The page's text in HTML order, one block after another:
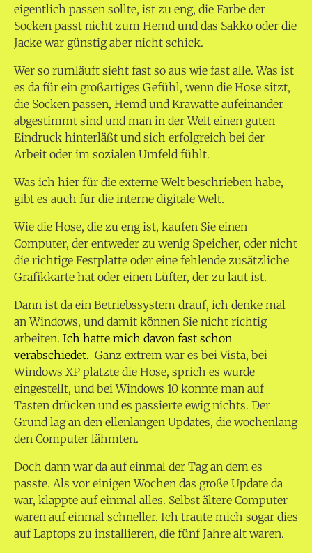
eigentlich passen sollte, ist zu eng, die Farbe der
Socken passt nicht zum Hemd und das Sakko oder die
Jacke war günstig aber nicht schick.
Wer so rumläuft sieht fast so aus wie fast alle. Was ist
es da für ein großartiges Gefühl, wenn die Hose sitzt,
die Socken passen, Hemd und Krawatte aufeinander
abgestimmt sind und man in der Welt einen guten
Eindruck hinterläßt und sich erfolgreich bei der
Arbeit oder im sozialen Umfeld fühlt.
Was ich hier für die externe Welt beschrieben habe,
gibt es auch für die interne digitale Welt.
Wie die Hose, die zu eng ist, kaufen Sie einen
Computer, der entweder zu wenig Speicher, oder nicht
die richtige Festplatte oder eine fehlende zusätzliche
Grafikkarte hat oder einen Lüfter, der zu laut ist.
Dann ist da ein Betriebssystem drauf, ich denke mal
an Windows, und damit können Sie nicht richtig
arbeiten. Ich hatte mich davon fast schon
verabschiedet. Ganz extrem war es bei Vista, bei
Windows XP platzte die Hose, sprich es wurde
eingestellt, und bei Windows 10 konnte man auf
Tasten drücken und es passierte ewig nichts. Der
Grund lag an den ellenlangen Updates, die wochenlang
den Computer lähmten.
Doch dann war da auf einmal der Tag an dem es
passte. Als vor einigen Wochen das große Update da
war, klappte auf einmal alles. Selbst ältere Computer
waren auf einmal schneller. Ich traute mich sogar dies
auf Laptops zu installieren, die fünf Jahre alt waren.